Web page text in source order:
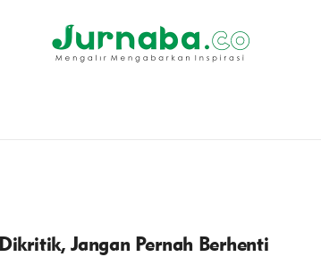
Jangan Pernah Berhenti